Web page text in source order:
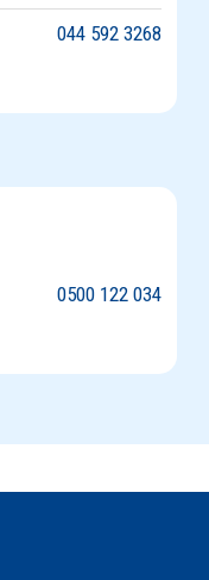
044 592 3268
0500 122 034